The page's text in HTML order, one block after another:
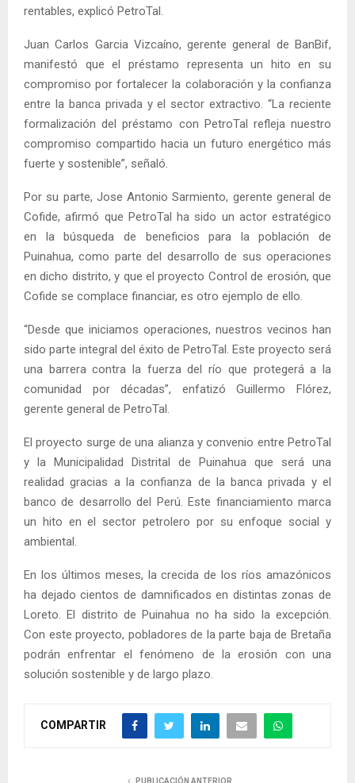
rentables, explicó PetroTal.
Juan Carlos Garcia Vizcaíno, gerente general de BanBif,
manifestó que el préstamo representa un hito en su
compromiso por fortalecer la colaboración y la confianza
entre la banca privada y el sector extractivo. “La reciente
formalización del préstamo con PetroTal refleja nuestro
compromiso compartido hacia un futuro energético más
fuerte y sostenible”, señaló.
Por su parte, Jose Antonio Sarmiento, gerente general de
Cofide, afirmó que PetroTal ha sido un actor estratégico
en la búsqueda de beneficios para la población de
Puinahua, como parte del desarrollo de sus operaciones
en dicho distrito, y que el proyecto Control de erosión, que
Cofide se complace financiar, es otro ejemplo de ello.
“Desde que iniciamos operaciones, nuestros vecinos han
sido parte integral del éxito de PetroTal. Este proyecto será
una barrera contra la fuerza del río que protegerá a la
comunidad por décadas”, enfatizó Guillermo Flórez,
gerente general de PetroTal.
El proyecto surge de una alianza y convenio entre PetroTal
y la Municipalidad Distrital de Puinahua que será una
realidad gracias a la confianza de la banca privada y el
banco de desarrollo del Perú. Este financiamiento marca
un hito en el sector petrolero por su enfoque social y
ambiental.
En los últimos meses, la crecida de los ríos amazónicos
ha dejado cientos de damnificados en distintas zonas de
Loreto. El distrito de Puinahua no ha sido la excepción.
Con este proyecto, pobladores de la parte baja de Bretaña
podrán enfrentar el fenómeno de la erosión con una
solución sostenible y de largo plazo.
COMPARTIR
PUBLICACIÓN ANTERIOR